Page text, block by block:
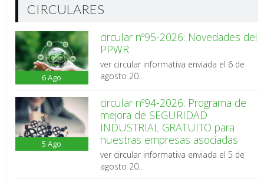
CIRCULARES
6Ago
circular nº95-2026: Novedades del
PPWR
ver circular informativa enviada el 6 de
agosto 20...
5 Ago
circular nº94-2026: Programa de
mejora de SEGURIDAD
INDUSTRIAL GRATUITO para
nuestras empresas asociadas
ver circular informativa enviada el 5 de
agosto 20...